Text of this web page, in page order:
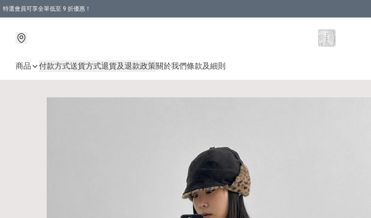
特選會員可享全單低至 9 折優惠！
商品 付款方式送貨方式退貨及退款政策關於我們條款及細則